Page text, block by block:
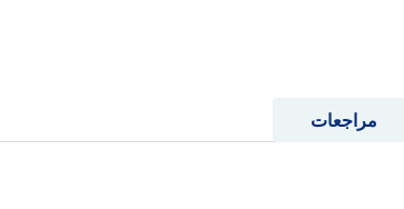
مراجعات